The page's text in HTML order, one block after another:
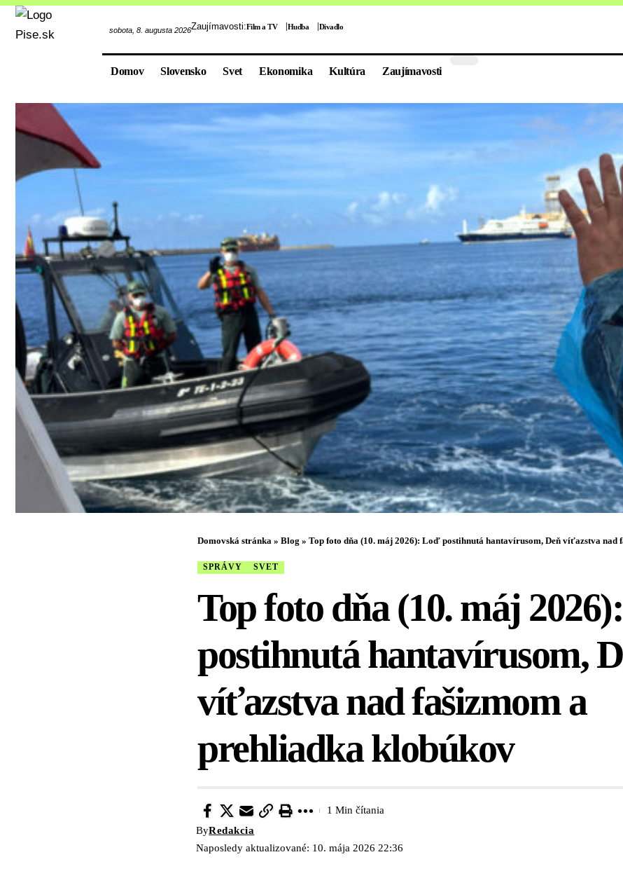
sobota, 8. augusta 2026Zaujímavosti:Film a TV Hudba Divadlo
Domov Slovensko Svet Ekonomika Kultúra Zaujímavosti
Domovská stránka » Blog » Top foto dňa (10. máj 2026): Loď postihnutá hantavírusom, Deň víťazstva nad
SPRÁVY SVET
Top foto dňa (10. máj
postihnutá hantavírusom,
víťazstva nad fašizmom a
prehliadka klobúkov
Naposledy aktualizované: 10. mája 2026 22:36
ByRedakcia
1 Min čítania